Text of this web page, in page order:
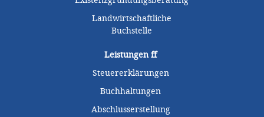
Landwirtschaftliche
Buchstelle
Leistungenff
Steuererklärungen
Buchhaltungen
Abschlusserstellung